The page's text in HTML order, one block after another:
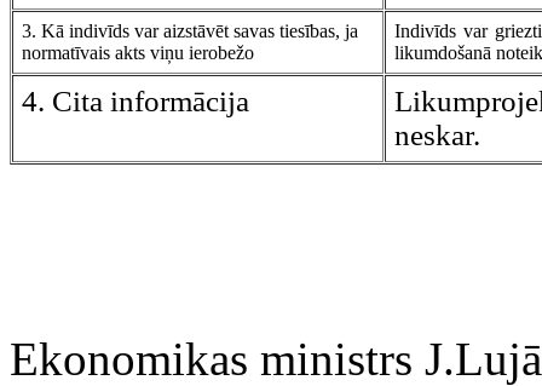
3. Kā indivīds var aizstāvēt savas tiesības, ja
normatīvais akts viņu ierobežo
Indivīds var
likumdošanā
4. Cita informācija
neskar.
Ekonomikas ministrs